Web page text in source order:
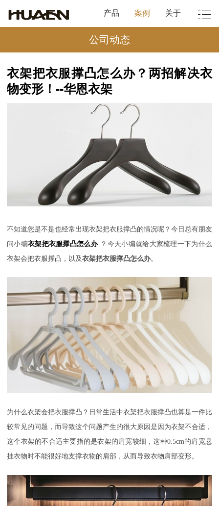
产品 案例 关于
公司动态
衣架把衣服撑凸怎么办？两招解决衣
物变形！--华恩衣架
不知道您是不是也经常出现衣架把衣服撑凸的情况呢？今日总有朋友
问小编衣架把衣服撑凸怎么办 ？今天小编就给大家梳理一下为什么
衣架会把衣服撑凸，以及衣架把衣服撑凸怎么办。
为什么衣架会把衣服撑凸？日常生活中衣架把衣服撑凸也算是一件比
较常见的问题，而导致这个问题产生的很大原因是因为衣架不合适，
这个衣架的不合适主要指的是衣架的肩宽较细，这种0.5cm的肩宽悬
挂衣物时不能很好地支撑衣物的肩部，从而导致衣物肩部变形。